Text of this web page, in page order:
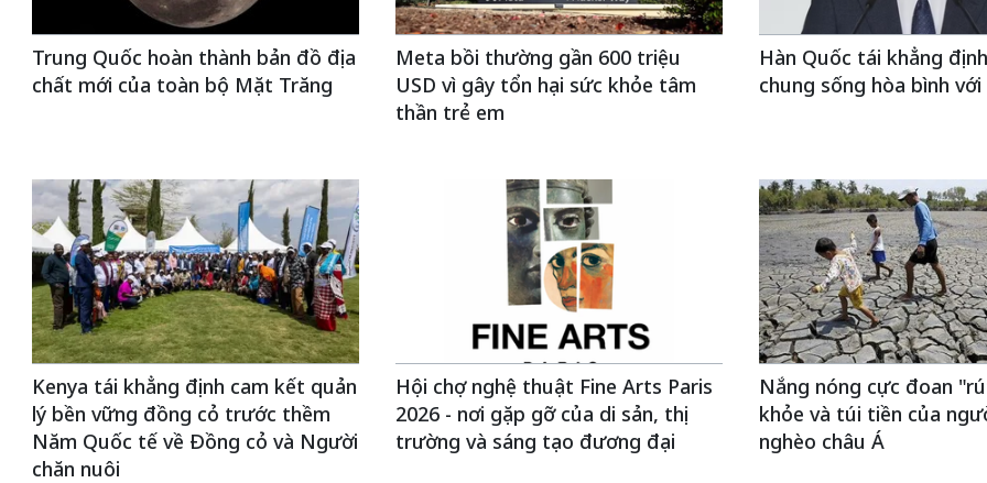
Trung Quốc hoàn thành bản đồ địa
chất mới của toàn bộ Mặt Trăng
Meta bồi thường gần 600 triệu
USD vì gây tổn hại sức khỏe tâm
thần trẻ em
Hàn Quốc tái khẳng
chung sống hòa bình
Kenya tái khẳng định cam kết quản
lý bền vững đồng cỏ trước thềm
Năm Quốc tế về Đồng cỏ và Người
chăn nuôi
Hội chợ nghệ thuật Fine Arts Paris
2026 - nơi gặp gỡ của di sản, thị
trường và sáng tạo đương đại
Nắng nóng cực đoan
khỏe và túi tiền của
nghèo châu Á